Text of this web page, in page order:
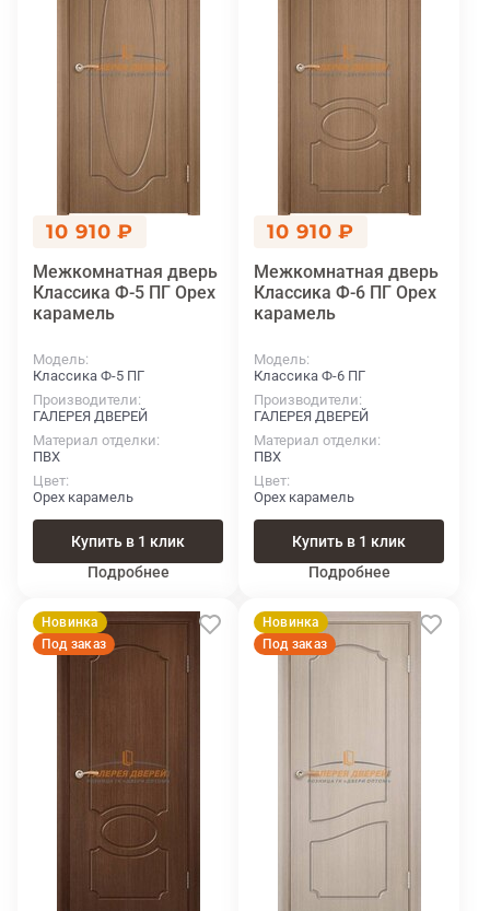
10 910 ₽
Межкомнатная дверь
Классика Ф-5 ПГ Орех
карамель
Модель
Классика Ф-5 ПГ
Производители
ГАЛЕРЕЯ ДВЕРЕЙ
Материал отделки
ПВХ
Цвет
Орех карамель
Купить в 1 клик
Подробнее
10 910 ₽
Межкомнатная дверь
Классика Ф-6 ПГ Орех
карамель
Модель
Классика Ф-6 ПГ
Производители
ГАЛЕРЕЯ ДВЕРЕЙ
Материал отделки
ПВХ
Цвет
Орех карамель
Купить в 1 клик
Подробнее
Новинка
Под заказ
Новинка
Под заказ